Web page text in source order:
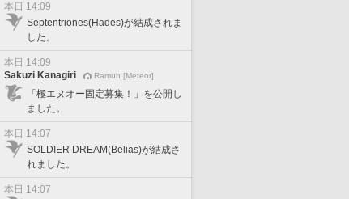
本日 14:09
Septentriones(Hades)が結成されま
した。
本日 14:09
Sakuzi Kanagiri
Ramuh [Meteor]
「極エヌオー固定募集！」を公開し
ました。
本日 14:07
SOLDIER DREAM(Belias)が結成さ
れました。
本日 14:07